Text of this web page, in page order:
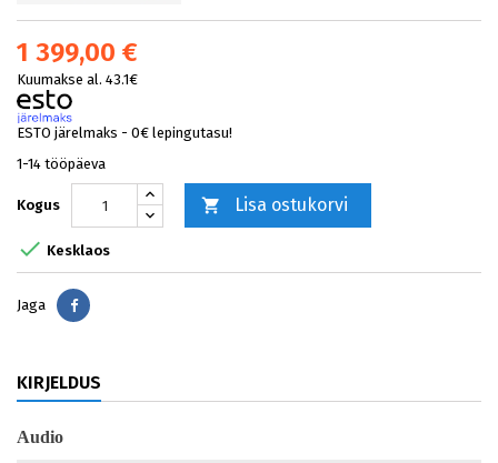
1 399,00 €
Kuumakse al. 43.1€
ESTO järelmaks - 0€ lepingutasu!
1-14 tööpäeva
Kogus  Lisa ostukorvi
 Kesklaos
Jaga Jaga
KIRJELDUS
Audio